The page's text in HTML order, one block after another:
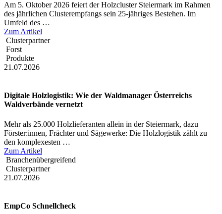
Am 5. Oktober 2026 feiert der Holzcluster Steiermark im Rahmen
des jährlichen Clusterempfangs sein 25-jähriges Bestehen. Im
Umfeld des …
Zum Artikel
Clusterpartner
Forst
Produkte
21.07.2026
Digitale Holzlogistik: Wie der Waldmanager Österreichs
Waldverbände vernetzt
Mehr als 25.000 Holzlieferanten allein in der Steiermark, dazu
Förster:innen, Frächter und Sägewerke: Die Holzlogistik zählt zu
den komplexesten …
Zum Artikel
Branchenübergreifend
Clusterpartner
21.07.2026
EmpCo Schnellcheck